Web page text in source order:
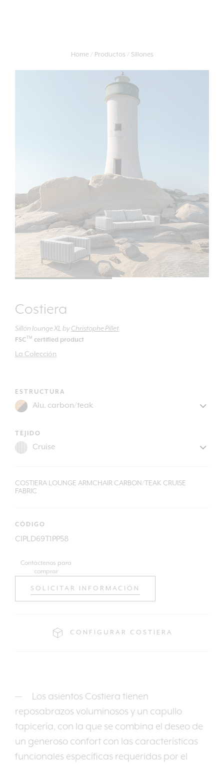
Home Productos Sillones
Costiera
Sillón lounge XLbyChristophe Pillet
FSC TM certified product
La Colección
ESTRUCTURA
TEJIDO
COSTIERA LOUNGE ARMCHAIR CARBON/TEAK CRUISE
FABRIC
CÓDIGO
CIPLD69T1PP58
Contáctenos para
comprar
SOLICITAR INFORMACIÓN
CONFIGURAR COSTIERA
Los asientos Costiera tienen
reposabrazos voluminosos y un capullo
tapicería, con la que se combina el deseo de
un generoso confort con las características
funcionales específicas requeridas por el